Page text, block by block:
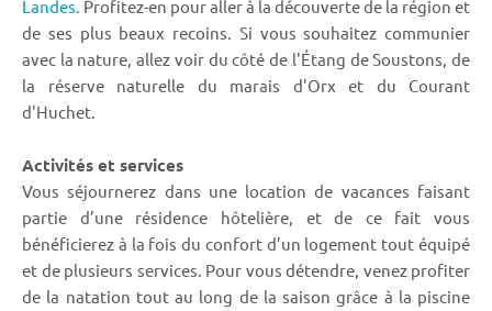
Landes. Profitez-en pour aller à la découverte de la région et
de ses plus beaux recoins. Si vous souhaitez communier
avec la nature, allez voir du côté de l'Étang de Soustons, de
la réserve naturelle du marais d'Orx et du Courant
d'Huchet.
Activités et services
Vous séjournerez dans une location de vacances faisant
partie d’une résidence hôtelière, et de ce fait vous
bénéficierez à la fois du confort d’un logement tout équipé
et de plusieurs services. Pour vous détendre, venez profiter
de la natation tout au long de la saison grâce à la piscine